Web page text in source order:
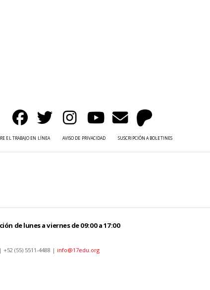
EL TRABAJO EN LÍNEA AVISO DE PRIVACIDAD SUSCRIPCIÓN A BOLETINES
de lunes a viernes de 09:00 a 17:00
+52 (55) 5511-4488 | info@17edu.org